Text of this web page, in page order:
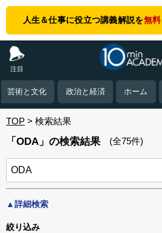
人生＆仕事に役立つ講義解説を無
注目
芸術と文化 政治と経済 ホーム
TOP 検索結果
「ODA」の検索結果 (全75件)
▲詳細検索
絞り込み